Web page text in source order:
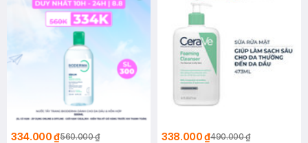
334.000 ₫560.000 ₫ 338.000 ₫490.000 ₫